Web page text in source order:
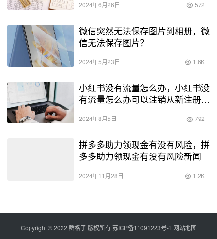
2024年6月26日 572
微信突然无法保存图片到相册，微
信无法保存图片？
2024年5月23日 1.6K
小红书没有流量怎么办，小红书没
有流量怎么办可以注销从新注册
2024年8月5日 792
拼多多助力领现金有没有风险，拼
多多助力领现金有没有风险新闻
2024年11月28日 1.2K
Copyright © 2022 群格子 版权所有苏ICP备11091223号-1 网站地图